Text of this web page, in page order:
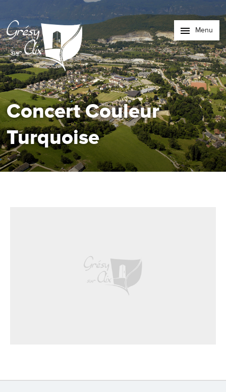
Menu
Concert Couleur
Turquoise